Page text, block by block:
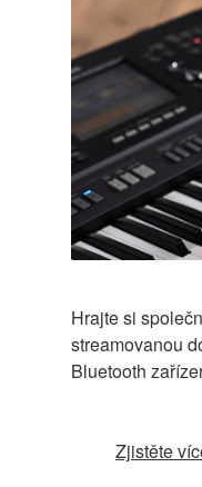
Hrajte si
streamovanou
Bluetooth
Zjistěte